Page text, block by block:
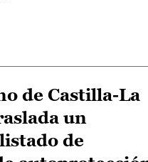
de Castilla-La
un
de